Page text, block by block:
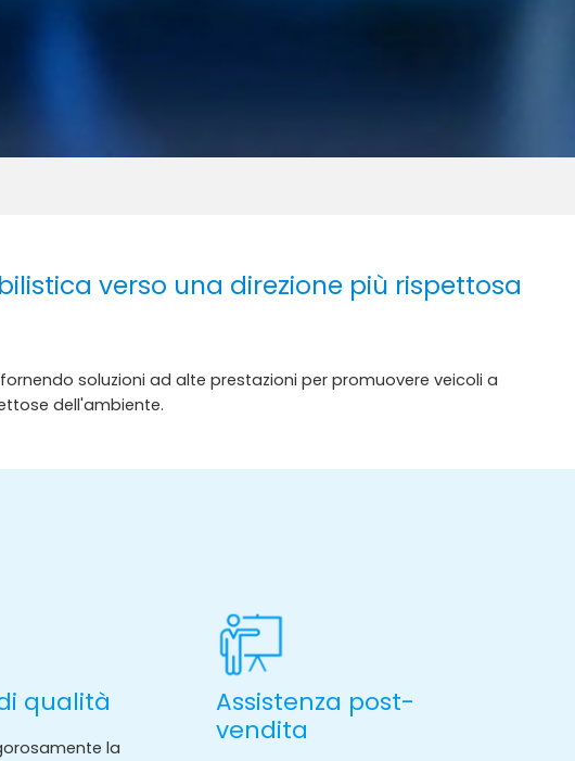
verso una direzione più rispettosa
soluzioni ad alte prestazioni per promuovere veicoli a
dell'ambiente.
qualità
la
Assistenza post-
vendita